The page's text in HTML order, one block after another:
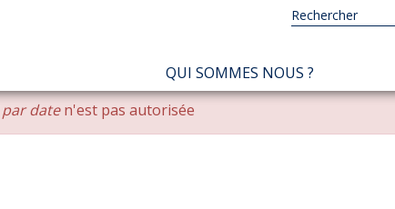
NAVIGATION
PRINCIPALE
QUI SOMMES NOUS ?
par daten'est pas autorisée